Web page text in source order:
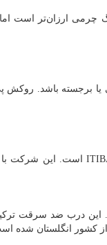
چرمی ارزان‌تر است
باشد. روکش پی
این درب ضد سرقت
کشور انگلستان شده